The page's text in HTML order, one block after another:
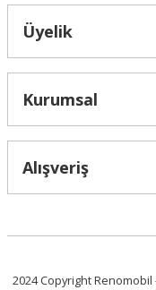
Üyelik
Kurumsal
Alışveriş
2024 Copyright Renomobil